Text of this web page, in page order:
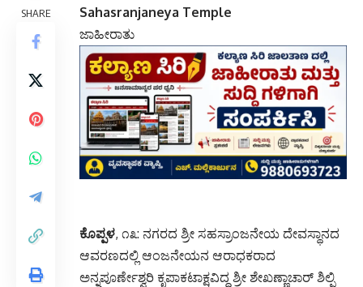
SHARE
Sahasranjaneya Temple
ಜಾಹೀರಾತು
ಕೊಪ್ಪಳ, ೧೩: ನಗರದ ಶ್ರೀ ಸಹಸ್ರಾಂಜನೇಯ ದೇವಸ್ಥಾನದ
ಆವರಣದಲ್ಲಿ ಆಂಜನೇಯನ ಆರಾಧಕರಾದ
ಅನ್ನಪೂರ್ಣೇಶ್ವರಿ ಕೃಪಾಕಟಾಕ್ಷವಿದ್ದ ಶ್ರೀ ಶೇಖಣ್ಣಾಚಾರ್ ಶಿಲ್ಪಿ